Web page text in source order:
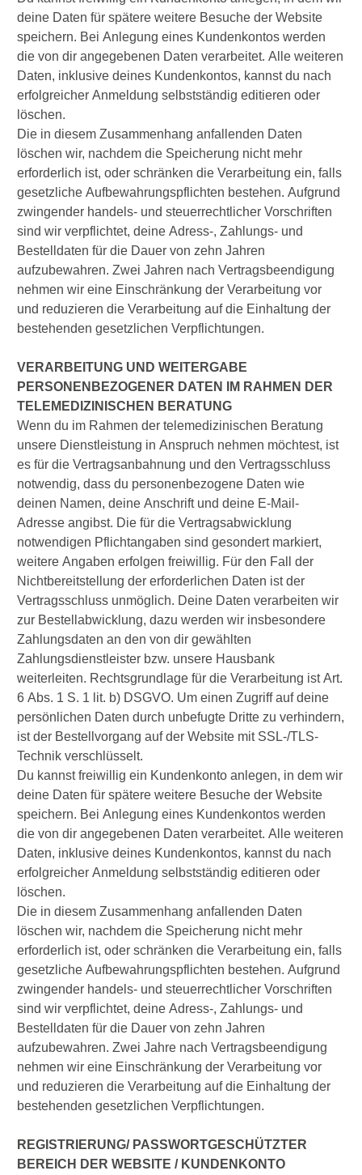
deine Daten für spätere weitere Besuche der Website
speichern. Bei Anlegung eines Kundenkontos werden
die von dir angegebenen Daten verarbeitet. Alle weiteren
Daten, inklusive deines Kundenkontos, kannst du nach
erfolgreicher Anmeldung selbstständig editieren oder
löschen.
Die in diesem Zusammenhang anfallenden Daten
löschen wir, nachdem die Speicherung nicht mehr
erforderlich ist, oder schränken die Verarbeitung ein, falls
gesetzliche Aufbewahrungspflichten bestehen. Aufgrund
zwingender handels- und steuerrechtlicher Vorschriften
sind wir verpflichtet, deine Adress-, Zahlungs- und
Bestelldaten für die Dauer von zehn Jahren
aufzubewahren. Zwei Jahren nach Vertragsbeendigung
nehmen wir eine Einschränkung der Verarbeitung vor
und reduzieren die Verarbeitung auf die Einhaltung der
bestehenden gesetzlichen Verpflichtungen.
VERARBEITUNG UND WEITERGABE
PERSONENBEZOGENER DATEN IM RAHMEN DER
TELEMEDIZINISCHEN BERATUNG
Wenn du im Rahmen der telemedizinischen Beratung
unsere Dienstleistung in Anspruch nehmen möchtest, ist
es für die Vertragsanbahnung und den Vertragsschluss
notwendig, dass du personenbezogene Daten wie
deinen Namen, deine Anschrift und deine E-Mail-
Adresse angibst. Die für die Vertragsabwicklung
notwendigen Pflichtangaben sind gesondert markiert,
weitere Angaben erfolgen freiwillig. Für den Fall der
Nichtbereitstellung der erforderlichen Daten ist der
Vertragsschluss unmöglich. Deine Daten verarbeiten wir
zur Bestellabwicklung, dazu werden wir insbesondere
Zahlungsdaten an den von dir gewählten
Zahlungsdienstleister bzw. unsere Hausbank
weiterleiten. Rechtsgrundlage für die Verarbeitung ist Art.
6 Abs. 1 S. 1 lit. b) DSGVO. Um einen Zugriff auf deine
persönlichen Daten durch unbefugte Dritte zu verhindern,
ist der Bestellvorgang auf der Website mit SSL-/TLS-
Technik verschlüsselt.
Du kannst freiwillig ein Kundenkonto anlegen, in dem wir
deine Daten für spätere weitere Besuche der Website
speichern. Bei Anlegung eines Kundenkontos werden
die von dir angegebenen Daten verarbeitet. Alle weiteren
Daten, inklusive deines Kundenkontos, kannst du nach
erfolgreicher Anmeldung selbstständig editieren oder
löschen.
Die in diesem Zusammenhang anfallenden Daten
löschen wir, nachdem die Speicherung nicht mehr
erforderlich ist, oder schränken die Verarbeitung ein, falls
gesetzliche Aufbewahrungspflichten bestehen. Aufgrund
zwingender handels- und steuerrechtlicher Vorschriften
sind wir verpflichtet, deine Adress-, Zahlungs- und
Bestelldaten für die Dauer von zehn Jahren
aufzubewahren. Zwei Jahre nach Vertragsbeendigung
nehmen wir eine Einschränkung der Verarbeitung vor
und reduzieren die Verarbeitung auf die Einhaltung der
bestehenden gesetzlichen Verpflichtungen.
REGISTRIERUNG/ PASSWORTGESCHÜTZTER
BEREICH DER WEBSITE / KUNDENKONTO